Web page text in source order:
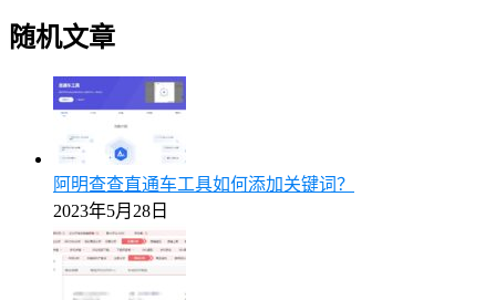
随机文章
阿明查查直通车工具如何添加关键词？
2023年5月28日